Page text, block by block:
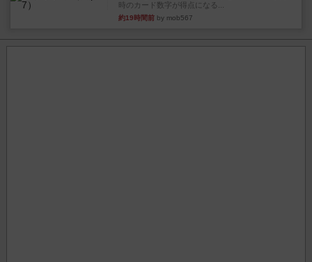
時のカード数字が得点になる...
約19時間前 by mob567